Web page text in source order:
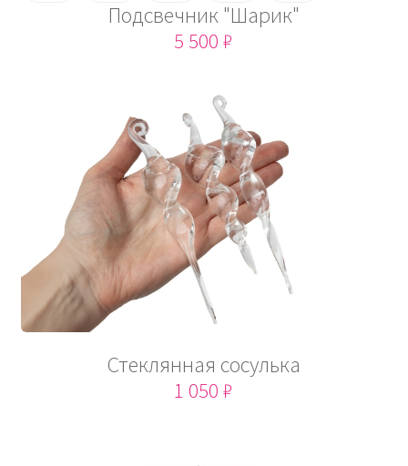
Подсвечник "Шарик"
5 500 ₽
Стеклянная сосулька
1 050 ₽